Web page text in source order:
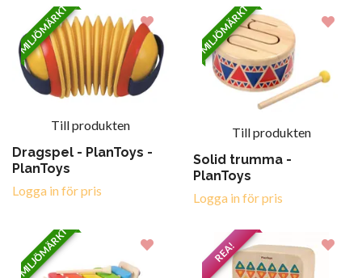
MILJÖMÄRKT
Till produkten
Dragspel - PlanToys -
PlanToys
Logga in för pris
MILJÖMÄRKT
Till produkten
Solid trumma -
PlanToys
Logga in för pris
MILJÖMÄRKT REA!